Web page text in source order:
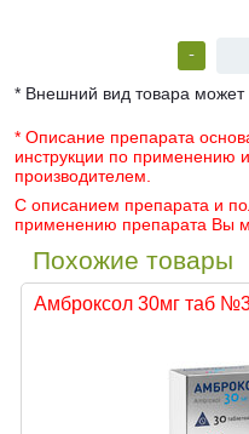
-
* Внешний вид товара может
* Описание препарата
инструкции по применению
производителем.
С описанием препарата и
применению препарата Вы
Похожие товары
Амброксол 30мг таб